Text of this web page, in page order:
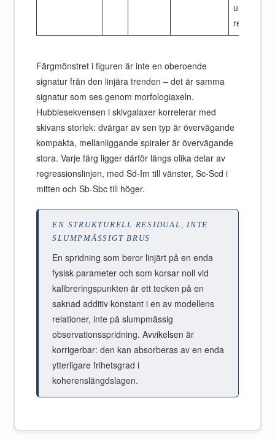
region
Färgmönstret i figuren är inte en oberoende
signatur från den linjära trenden – det är samma
signatur som ses genom morfologiaxeln.
Hubblesekvensen i skivgalaxer korrelerar med
skivans storlek: dvärgar av sen typ är övervägande
kompakta, mellanliggande spiraler är övervägande
stora. Varje färg ligger därför längs olika delar av
regressionslinjen, med Sd-Im till vänster, Sc-Scd i
mitten och Sb-Sbc till höger.
EN STRUKTURELL RESIDUAL, INTE
SLUMPMÄSSIGT BRUS
En spridning som beror linjärt på en enda
fysisk parameter och som korsar noll vid
kalibreringspunkten är ett tecken på en
saknad additiv konstant i en av modellens
relationer, inte på slumpmässig
observationsspridning. Avvikelsen är
korrigerbar: den kan absorberas av en enda
ytterligare frihetsgrad i
koherenslängdslagen.